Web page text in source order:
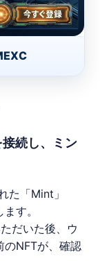
続し、ミン
た「Mint」
す。
だいた後、ウ
のNFTが、確認